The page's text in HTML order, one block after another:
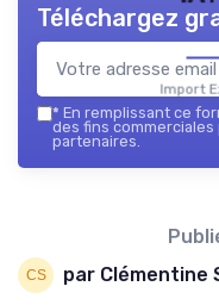
Import
Téléchargez
* En remplissant ce
des fins
partenaires.
par Clémentine